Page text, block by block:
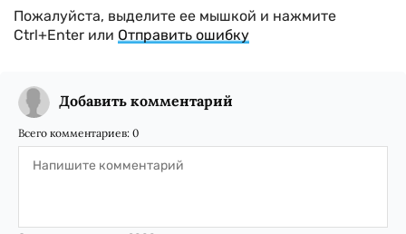
Пожалуйста, выделите ее мышкой и нажмите
Ctrl+Enter или Отправить ошибку
Добавить комментарий
Всего комментариев: 0